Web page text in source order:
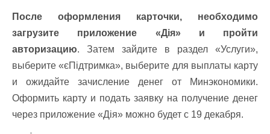
После оформления карточки, необходимо
загрузите приложение «Дія» и пройти
авторизацию. Затем зайдите в раздел «Услуги»,
выберите «єПідтримка», выберите для выплаты карту
и ожидайте зачисление денег от Минэкономики.
Оформить карту и подать заявку на получение денег
через приложение «Дія» можно будет с 19 декабря.